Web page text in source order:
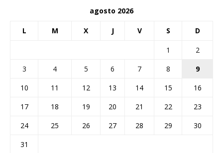
agosto 2026
L M X J V S D
1
2
3
4 5 6 7 8
9
10
11 12 13 14 15
16
17
18 19 20 21 22
23
24
25 26 27 28 29
30
31